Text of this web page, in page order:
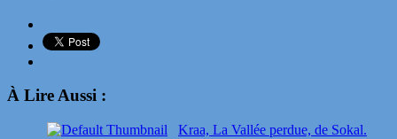
À Lire Aussi :
Kraa, La Vallée perdue, de Sokal.